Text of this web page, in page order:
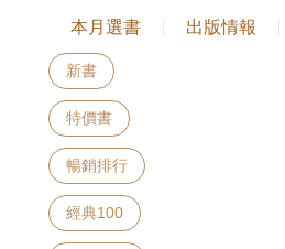
本月選書 出版情報
新書
特價書
暢銷排行
經典100